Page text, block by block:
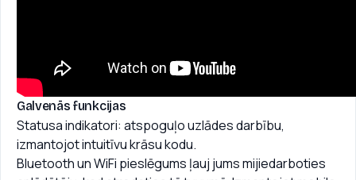
Galvenās funkcijas
Statusa indikatori: atspoguļo uzlādes darbību,
izmantojot intuitīvu krāsu kodu.
Bluetooth un WiFi pieslēgums ļauj jums mijiedarboties